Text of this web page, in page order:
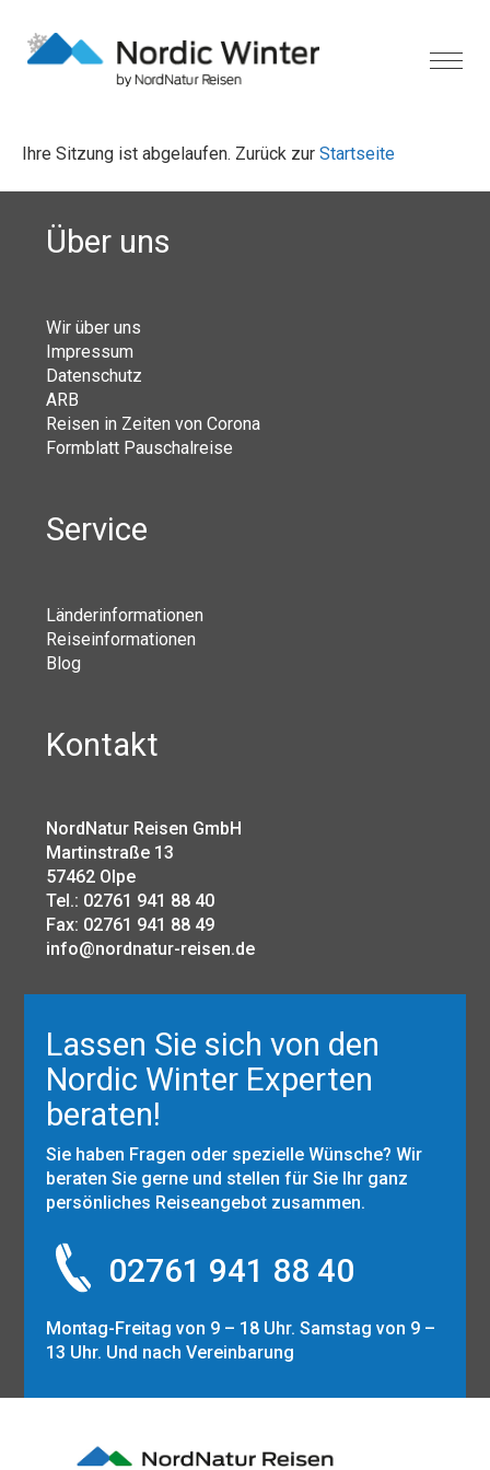
Ihre Sitzung ist abgelaufen. Zurück zur Startseite
Über uns
Wir über uns
Impressum
Datenschutz
ARB
Reisen in Zeiten von Corona
Formblatt Pauschalreise
Service
Länderinformationen
Reiseinformationen
Blog
Kontakt
NordNatur Reisen GmbH
Martinstraße 13
57462 Olpe
Tel.: 02761 941 88 40
Fax: 02761 941 88 49
info@nordnatur-reisen.de
Lassen Sie sich von den
Nordic Winter Experten
beraten!
Sie haben Fragen oder spezielle Wünsche? Wir
beraten Sie gerne und stellen für Sie Ihr ganz
persönliches Reiseangebot zusammen.
02761 941 88 40
Montag-Freitag von 9 – 18 Uhr. Samstag von 9 –
13 Uhr. Und nach Vereinbarung